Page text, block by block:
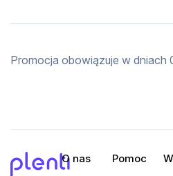
Promocja obowiązuje w dniach
Dotyczy wybranych
O nas Pomoc